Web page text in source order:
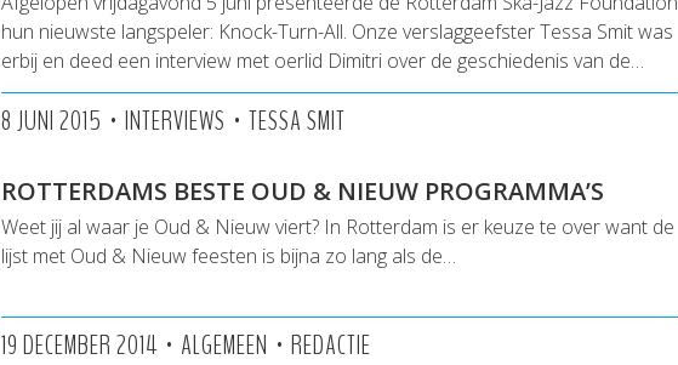
hun nieuwste langspeler: Knock-Turn-All. Onze verslaggeefster Tessa Smit was
erbij en deed een interview met oerlid Dimitri over de geschiedenis van de…
8 JUNI 2015 • INTERVIEWS • TESSA SMIT
ROTTERDAMS BESTE OUD & NIEUW PROGRAMMA’S
Weet jij al waar je Oud & Nieuw viert? In Rotterdam is er keuze te over want de
lijst met Oud & Nieuw feesten is bijna zo lang als de…
19 DECEMBER 2014 • ALGEMEEN • REDACTIE